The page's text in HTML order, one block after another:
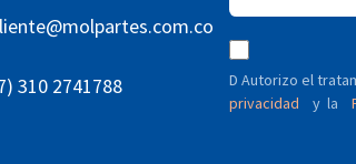
310 2741788 D Autorizo ​​el
privacidad
y la